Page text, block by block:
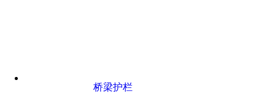
桥梁护栏